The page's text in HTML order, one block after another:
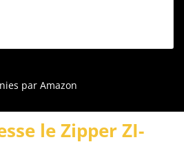
: 12 V-8,3 A. Niveau de
Niveau de puissance sonore en
par Amazon
le Zipper ZI-